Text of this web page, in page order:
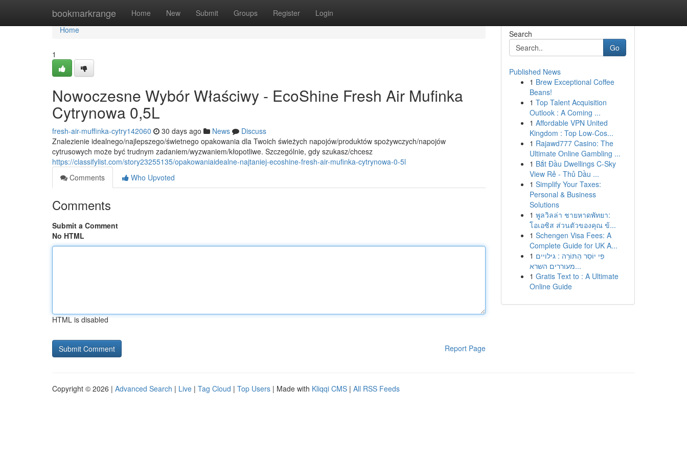
bookmarkrange Home New Submit Groups Register Login
Home
Home
1
Nowoczesne Wybór Właściwy - EcoShine Fresh Air Mufinka
Cytrynowa 0,5L
fresh-air-muffinka-cytry142060 30 days ago News
Discuss
Znalezienie idealnego/najlepszego/świetnego opakowania dla Twoich świeżych napojów/produktów spożywczych/napojów
cytrusowych może być trudnym zadaniem/wyzwaniem/kłopotliwe. Szczególnie, gdy szukasz/chcesz
https://classifylist.com/story23255135/opakowaniaidealne-najtaniej-ecoshine-fresh-air-mufinka-cytrynowa-0-5l
Comments
Who Upvoted
Comments
Submit a Comment
No HTML
HTML is disabled
Report Page
Search
Go
Published News
1 Brew Exceptional Coffee
Beans!
1 Top Talent Acquisition
Outlook : A Coming ...
1 Affordable VPN United
Kingdom : Top Low-Cos...
1 Rajawd777 Casino: The
Ultimate Online Gambling ...
1 Bắt Đầu Dwellings C-Sky
View Rẻ - Thủ Dầu ...
1 Simplify Your Taxes:
Personal & Business
Solutions
1 พูลวิลล่า ชายหาดพัทยา:
โอเอซิส ส่วนตัวของคุณ ข้...
1 Schengen Visa Fees: A
Complete Guide for UK A...
1 פִּי יוֹסֵר הַתּוֹרָה : גילויים
מעוררים השרא...
1 Gratis Text to : A Ultimate
Online Guide
Copyright © 2026 | Advanced Search | Live | Tag Cloud | Top Users | Made with Kliqqi CMS | All RSS Feeds